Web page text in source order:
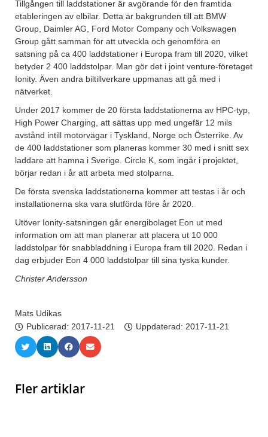
Tillgången till laddstationer är avgörande för den framtida
etableringen av elbilar. Detta är bakgrunden till att BMW
Group, Daimler AG, Ford Motor Company och Volkswagen
Group gått samman för att utveckla och genomföra en
satsning på ca 400 laddstationer i Europa fram till 2020, vilket
betyder 2 400 laddstolpar. Man gör det i joint venture-företaget
Ionity. Även andra biltillverkare uppmanas att gå med i
nätverket.
Under 2017 kommer de 20 första laddstationerna av HPC-typ,
High Power Charging, att sättas upp med ungefär 12 mils
avstånd intill motorvägar i Tyskland, Norge och Österrike. Av
de 400 laddstationer som planeras kommer 30 med i snitt sex
laddare att hamna i Sverige. Circle K, som ingår i projektet,
börjar redan i år att arbeta med stolparna.
De första svenska laddstationerna kommer att testas i år och
installationerna ska vara slutförda före år 2020.
Utöver Ionity-satsningen går energibolaget Eon ut med
information om att man planerar att placera ut 10 000
laddstolpar för snabbladdning i Europa fram till 2020. Redan i
dag erbjuder Eon 4 000 laddstolpar till sina tyska kunder.
Christer Andersson
Mats Udikas
Publicerad: 2017-11-21 Uppdaterad: 2017-11-21
Fler artiklar